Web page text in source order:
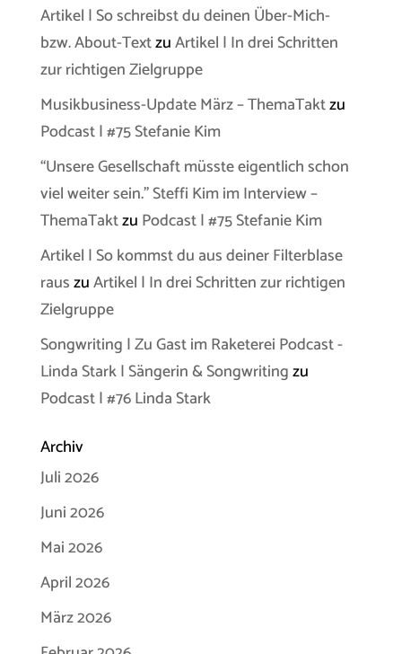
Artikel | So schreibst du deinen Über-Mich-
bzw. About-TextzuArtikel | In drei Schritten
zur richtigen Zielgruppe
Musikbusiness-Update März – ThemaTaktzu
Podcast | #75 Stefanie Kim
“Unsere Gesellschaft müsste eigentlich schon
viel weiter sein.” Steffi Kim im Interview –
ThemaTaktzu Podcast | #75 Stefanie Kim
Artikel | So kommst du aus deiner Filterblase
rauszuArtikel | In drei Schritten zur richtigen
Zielgruppe
Songwriting | Zu Gast im Raketerei Podcast -
Linda Stark | Sängerin & Songwritingzu
Podcast | #76 Linda Stark
Archiv
Juli 2026
Juni 2026
Mai 2026
April 2026
März 2026